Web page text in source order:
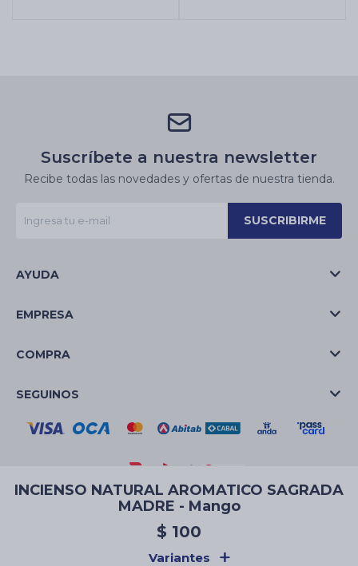
INCIENSO NATURAL AROMATICO SAGRADA
MADRE - Mango
$ 100
Variantes
Suscríbete a nuestra newsletter
Recibe todas las novedades y ofertas de nuestra tienda.
SUSCRIBIRME
AYUDA
EMPRESA
COMPRA
SEGUINOS
© Copyright 2026 / La Casa de las Velas